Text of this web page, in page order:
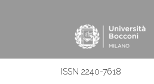
ISSN 2240-7618